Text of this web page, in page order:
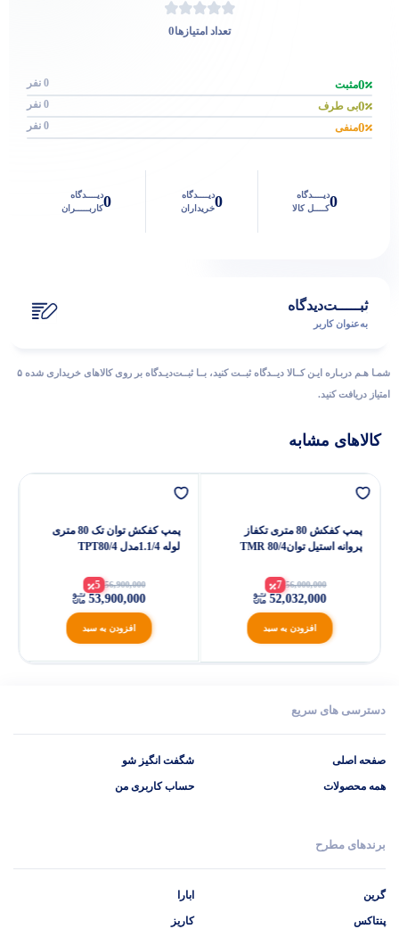
تعداد امتیازها0
0مثبت 0 نفر
0بی طرف 0 نفر
0منفی 0 نفر
0دیــــدگاه
کــــل کالا
0دیــــدگاه
خریداران
0دیــــدگاه
کاربـــــران
ثبـــــت‌دیدگاه
به‌عنوان کاربر
شمـا هـم دربـاره ایـن کــالا دیــدگاه ثبــت کنید، بــا ثبــت‌دیـدگاه بر روی کالاهای خریداری شده ۵
امتیاز دریافت کنید.
کالاهای مشابه
پمپ کفکش 80 متری تکفاز
پروانه استیل توانTMR 80/4
افزودن به سبد
56,000,000
7
52,032,000
پمپ کفکش توان تک 80 متری
لوله 1.1/4مدل TPT80/4
افزودن به سبد
56,900,000
5
53,900,000
دسترسی های سریع
صفحه اصلی
همه محصولات
شگفت انگیز شو
حساب کاربری من
برندهای مطرح
گرین
پنتاکس
ابارا
کاریز